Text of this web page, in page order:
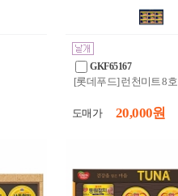
GKF65167
[롯데푸드] 런천미트 8호
도매가 20,000 원